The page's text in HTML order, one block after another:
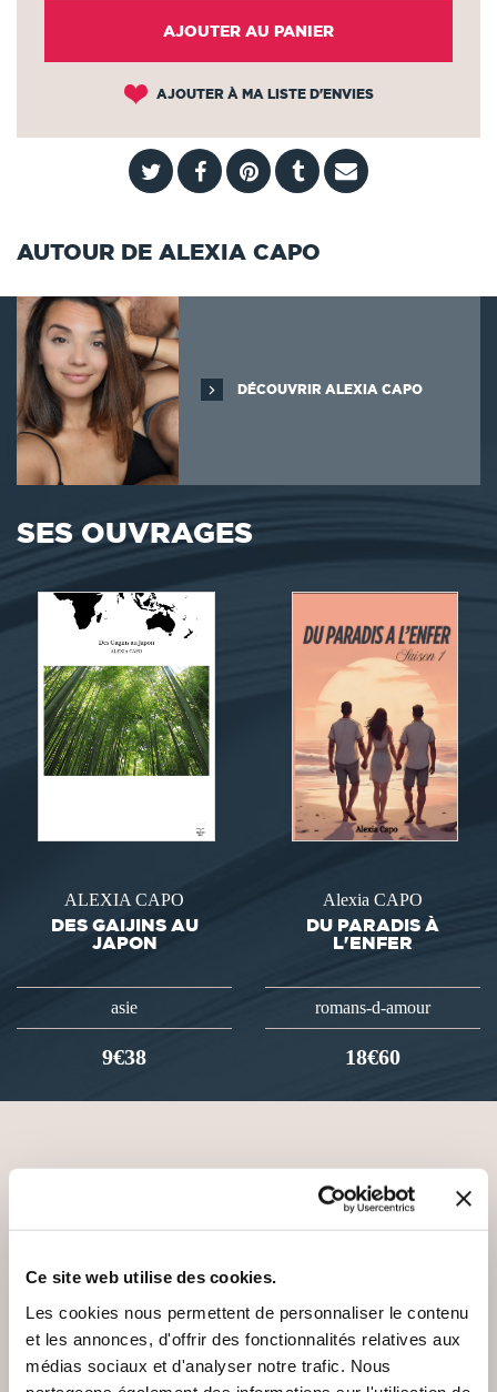
Ce site web utilise des cookies.
Les cookies nous permettent de personnaliser le contenu
et les annonces, d'offrir des fonctionnalités relatives aux
médias sociaux et d'analyser notre trafic. Nous
AJOUTER AU PANIER
AJOUTER À MA LISTE D'ENVIES
AUTOUR DE ALEXIA CAPO
DÉCOUVRIR ALEXIA CAPO
SES OUVRAGES
ALEXIA CAPO
DES GAIJINS AU
JAPON
asie
9€38
Alexia CAPO
DU PARADIS À
L'ENFER
romans-d-amour
18€60
VOUS AIMEREZ AUSSI